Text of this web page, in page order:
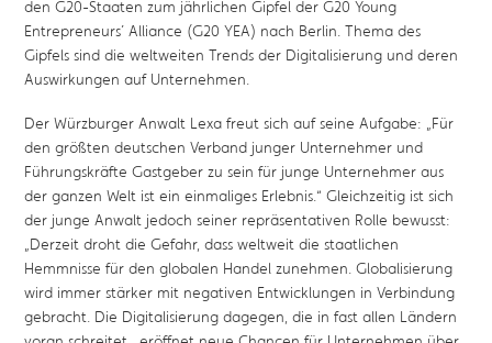
den G20-Staaten zum jährlichen Gipfel der G20 Young
Entrepreneurs´ Alliance (G20 YEA) nach Berlin. Thema des
Gipfels sind die weltweiten Trends der Digitalisierung und deren
Auswirkungen auf Unternehmen.
Der Würzburger Anwalt Lexa freut sich auf seine Aufgabe: „Für
den größten deutschen Verband junger Unternehmer und
Führungskräfte Gastgeber zu sein für junge Unternehmer aus
der ganzen Welt ist ein einmaliges Erlebnis.“ Gleichzeitig ist sich
der junge Anwalt jedoch seiner repräsentativen Rolle bewusst:
„Derzeit droht die Gefahr, dass weltweit die staatlichen
Hemmnisse für den globalen Handel zunehmen. Globalisierung
wird immer stärker mit negativen Entwicklungen in Verbindung
gebracht. Die Digitalisierung dagegen, die in fast allen Ländern